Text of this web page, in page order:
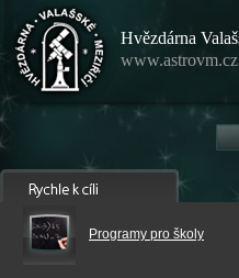
Hvězdárna
www.astrovm.cz
Programy pro školy